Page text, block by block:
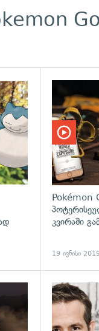
Go
გადახედვა
Pokémon
კვირაში
19 ივნისი